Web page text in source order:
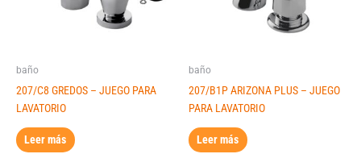
baño
207/C8 GREDOS – JUEGO PARA
LAVATORIO
Leer más
baño
207/B1P ARIZONA PLUS – JUEGO
PARA LAVATORIO
Leer más